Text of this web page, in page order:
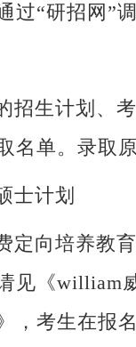
过“研招网”
招生计划、
名单。录取
士计划
定向培养教
见《william
，考生在报